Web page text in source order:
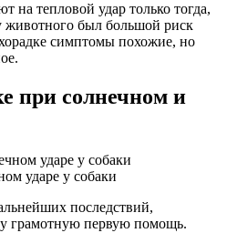
на тепловой удар только тогда,
животного был большой риск
симптомы похожие, но
при солнечном и
ударе у собаки
последствий,
грамотную первую помощь.